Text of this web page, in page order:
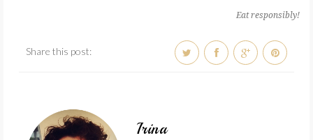
Eat responsibly!
Share this post:
Irina